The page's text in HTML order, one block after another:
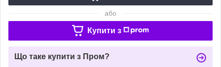
або
Купити з
Що таке купити з Пром?